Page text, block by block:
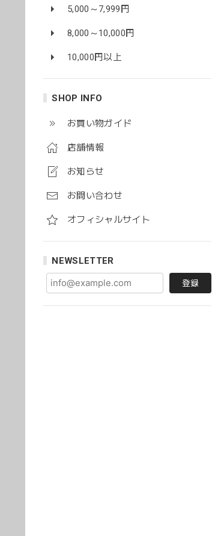
5,000～7,999円
8,000～10,000円
10,000円以上
SHOP INFO
お買い物ガイド
店舗情報
お知らせ
お問い合わせ
オフィシャルサイト
NEWSLETTER
登録